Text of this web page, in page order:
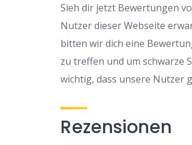
Sieh dir jetzt Bewertungen
Nutzer dieser Webseite
bitten wir dich eine
zu treffen und um schwarze
wichtig, dass unsere Nutzer
Rezensionen